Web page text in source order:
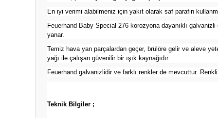
En iyi verimi alabilmeniz için yakıt olarak saf parafin
Feuerhand Baby Special 276 korozyona dayanıklı
yanar.
Temiz hava yan parçalardan geçer, brülöre gelir ve aleve
yağı ile çalışan güvenilir bir ışık kaynağıdır.
Feuerhand galvanizlidir ve farklı renkler de mevcuttur.
Teknik Bilgiler ;